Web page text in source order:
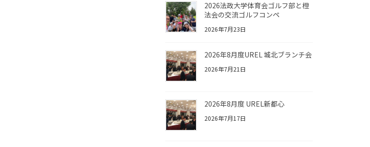
2026法政大学体育会ゴルフ部と橙
法会の交流ゴルフコンペ
2026年7月23日
2026年8月度UREL 城北ブランチ会
2026年7月21日
2026年8月度 UREL新都心
2026年7月17日